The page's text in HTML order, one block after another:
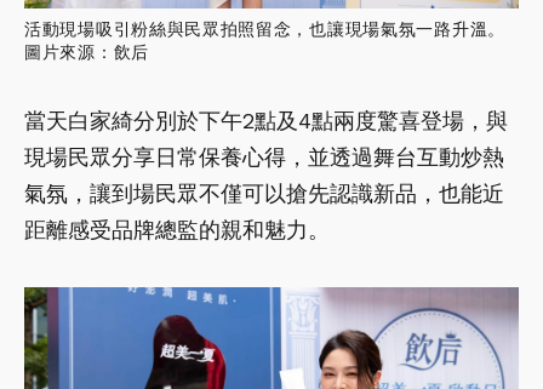
活動現場吸引粉絲與民眾拍照留念，也讓現場氣氛一路升溫。
圖片來源：飲后
當天白家綺分別於下午2點及4點兩度驚喜登場，與
現場民眾分享日常保養心得，並透過舞台互動炒熱
氣氛，讓到場民眾不僅可以搶先認識新品，也能近
距離感受品牌總監的親和魅力。